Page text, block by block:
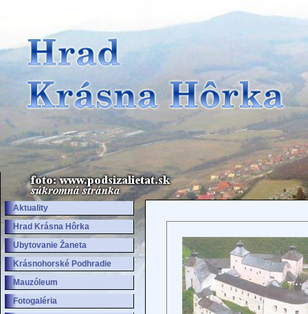
Aktuality
Hrad Krásna Hôrka
Ubytovanie Žaneta
Krásnohorské Podhradie
Mauzóleum
Fotogaléria